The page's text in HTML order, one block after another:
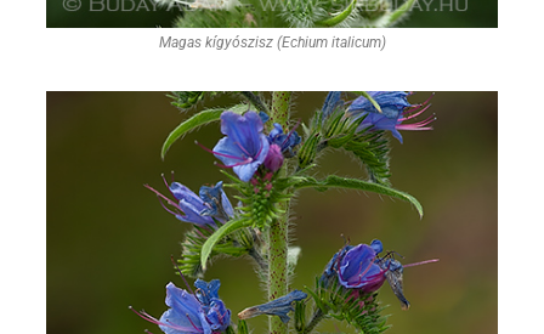
Magas kígyószisz (Echium italicum)